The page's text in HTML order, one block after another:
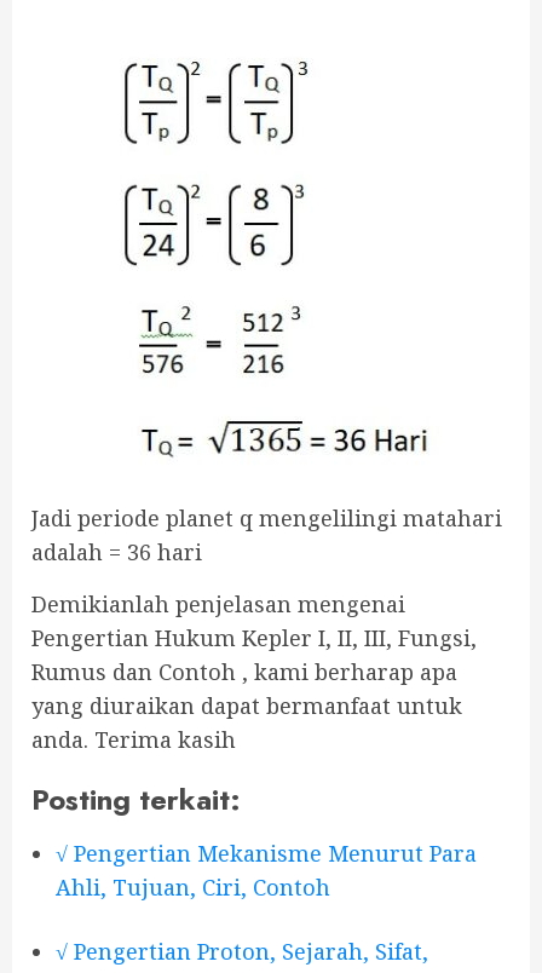
Jadi periode planet q mengelilingi matahari
adalah = 36 hari
Demikianlah penjelasan mengenai
Pengertian Hukum Kepler I, II, III, Fungsi,
Rumus dan Contoh , kami berharap apa
yang diuraikan dapat bermanfaat untuk
anda. Terima kasih
Posting terkait:
√ Pengertian Mekanisme Menurut Para
Ahli, Tujuan, Ciri, Contoh
√ Pengertian Proton, Sejarah, Sifat,